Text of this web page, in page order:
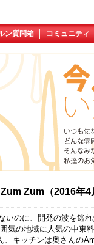
ン質問箱 コミュニティ
Zum（2016年4
いのに、開発の波を逃
気の地域に人気の中東
、キッチンは奥さんの